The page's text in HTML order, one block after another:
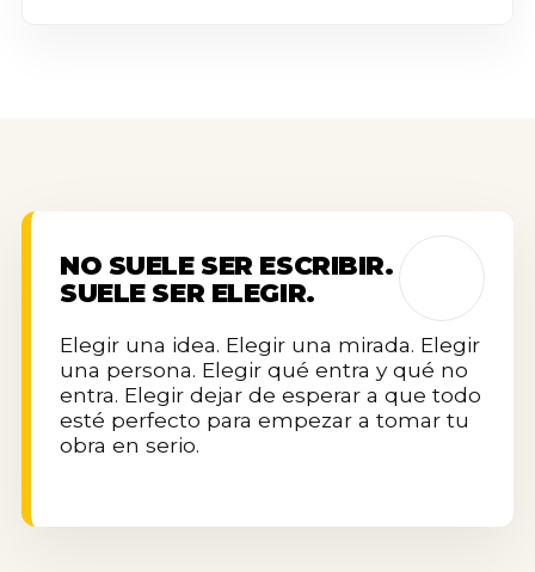
NO SUELE SER ESCRIBIR.
SUELE SER ELEGIR.
Elegir una idea. Elegir una mirada. Elegir
una persona. Elegir qué entra y qué no
entra. Elegir dejar de esperar a que todo
esté perfecto para empezar a tomar tu
obra en serio.